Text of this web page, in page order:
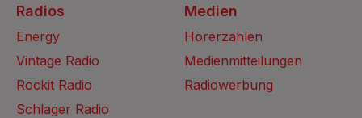
Radios
Energy
Vintage Radio
Rockit Radio
Schlager Radio
Medien
Hörerzahlen
Medienmitteilungen
Radiowerbung